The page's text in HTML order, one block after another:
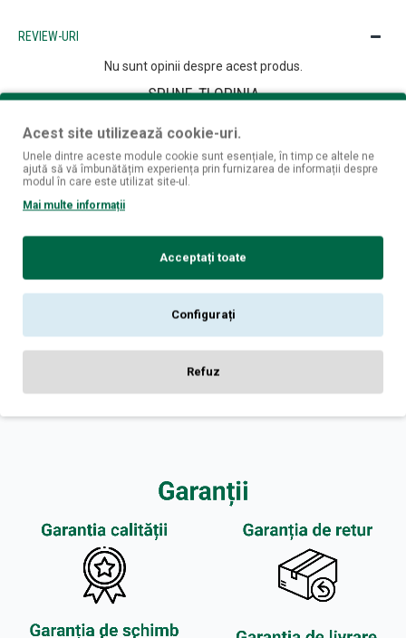
REVIEW-URI
Nu sunt opinii despre acest produs.
SPUNE-ŢI OPINIA
Numele tău:
Opinia ta:
Notă:Codul HTML este citit ca şi text!
Nota:
Rău Bun
CONTINUĂ
Acest site utilizează cookie-uri.
Unele dintre aceste module cookie sunt esențiale, în timp ce altele ne
ajută să vă îmbunătățim experiența prin furnizarea de informații despre
modul în care este utilizat site-ul.
Mai multe informații
Acceptați toate
Configurați
Refuz